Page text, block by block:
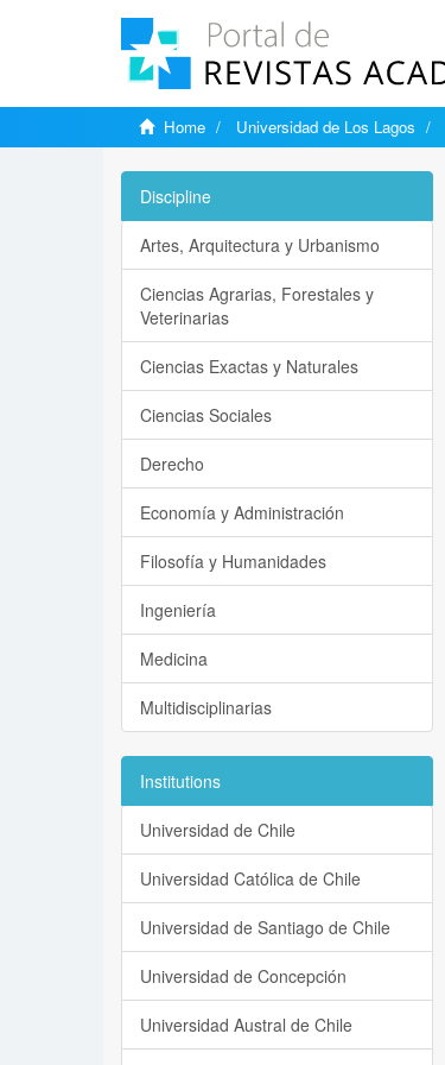
Home Universidad de Los Lagos
Discipline
Artes, Arquitectura y Urbanismo
Ciencias Agrarias, Forestales y
Veterinarias
Ciencias Exactas y Naturales
Ciencias Sociales
Derecho
Economía y Administración
Filosofía y Humanidades
Ingeniería
Medicina
Multidisciplinarias
Institutions
Universidad de Chile
Universidad Católica de Chile
Universidad de Santiago de Chile
Universidad de Concepción
Universidad Austral de Chile